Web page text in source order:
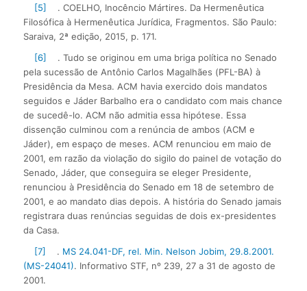
[5]
. COELHO, Inocêncio Mártires. Da Hermenêutica
Filosófica à Hermenêutica Jurídica, Fragmentos. São Paulo:
Saraiva, 2ª edição, 2015, p. 171.
[6]
. Tudo se originou em uma briga política no Senado
pela sucessão de Antônio Carlos Magalhães (PFL-BA) à
Presidência da Mesa. ACM havia exercido dois mandatos
seguidos e Jáder Barbalho era o candidato com mais chance
de sucedê-lo. ACM não admitia essa hipótese. Essa
dissenção culminou com a renúncia de ambos (ACM e
Jáder), em espaço de meses. ACM renunciou em maio de
2001, em razão da violação do sigilo do painel de votação do
Senado, Jáder, que conseguira se eleger Presidente,
renunciou à Presidência do Senado em 18 de setembro de
2001, e ao mandato dias depois. A história do Senado jamais
registrara duas renúncias seguidas de dois ex-presidentes
da Casa.
[7]
. MS 24.041-DF, rel. Min. Nelson Jobim, 29.8.2001.
(MS-24041). Informativo STF, nº 239, 27 a 31 de agosto de
2001.